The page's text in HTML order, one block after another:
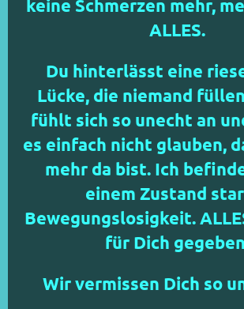
keine Schmerzen mehr,
ALLES.
Du hinterlässt eine
Lücke, die niemand
fühlt sich so unecht an
es einfach nicht glauben,
mehr da bist. Ich
einem Zustand
Bewegungslosigkeit.
für Dich
Wir vermissen Dich so